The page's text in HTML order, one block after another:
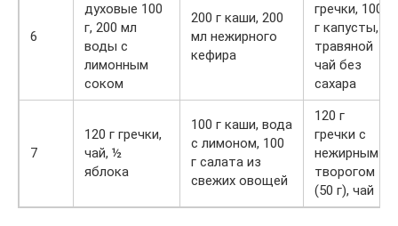
6
духовые 100
г, 200 мл
воды с
лимонным
соком
200 г каши, 200
мл нежирного
кефира
гречки, 100
г капусты,
травяной
чай без
сахара
7
120 г гречки,
чай, ½
яблока
100 г каши, вода
с лимоном, 100
г салата из
свежих овощей
120 г
гречки с
нежирным
творогом
(50 г), чай